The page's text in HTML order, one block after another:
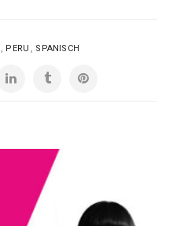
PERU SPANISCH